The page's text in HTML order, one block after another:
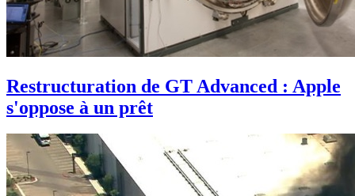
Restructuration de GT Advanced : Apple
s'oppose à un prêt